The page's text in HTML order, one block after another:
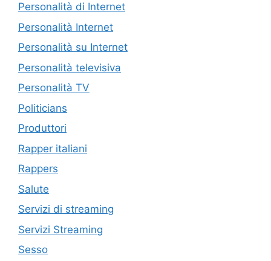
Personalità di Internet
Personalità Internet
Personalità su Internet
Personalità televisiva
Personalità TV
Politicians
Produttori
Rapper italiani
Rappers
Salute
Servizi di streaming
Servizi Streaming
Sesso